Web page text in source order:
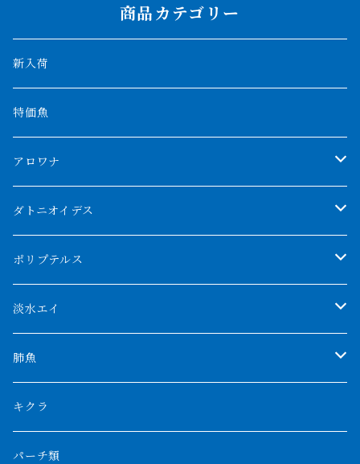
商品カテゴリー
新入荷
特価魚
アロワナ
クンパイ
アブソリュートレッド
AGUS スーパーレッドF4
特殊アロワナ
厳選 過背金龍
フルゴールデンクロスバック
BILLY-KENオリジナルブランド紅龍
ダトニオイデス
シャムタイガー
特殊ダトニオ
ダトニオプラスワン
リアルバンド
フォークバンド
フォーバータイガー
メニーバータイガー
ポリプテルス
モンスターポリプ
特殊ポリプ
プラチナ個体
ショート個体
ハイブリッドポリプ
エンドリケリー
淡水エイ
シナガワダイヤ
ダイヤモンドポルカ
クロコダイル
肺魚
ネオケラ
その他肺魚
キクラ
パーチ類